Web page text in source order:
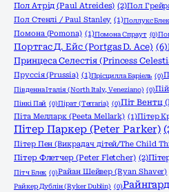
Пол Атрід (Paul Atreides) (2)Пол
Пол Стенлі / Paul Stanley (1)Поллукс Блек
Помона (Pomona) (1)Помона Спраут (0)
Портгас Д. Ейс (Portgas D. Ace) (6)
Принцеса Селестія (Princess
Пруссія (Prussia) (1)Прісцилла Баріель (0)
Південна Італія (North Italy, Veneziano) (0)
Пінкі Пай (0)Пірат (Terraria) (0)Піт Вентц
Піта Мелларк (Peeta Mellark) (1)Пітер
Пітер Паркер (Peter Parker)
Пітер Пен (Викрадач дітей/The Child
Пітер Флетчер (Peter Fletcher) (2)
Пітч Блек (0)Райан Шейвер (Ryan Shaver)
Райкер Дублін (Ryker Dublin) (0)